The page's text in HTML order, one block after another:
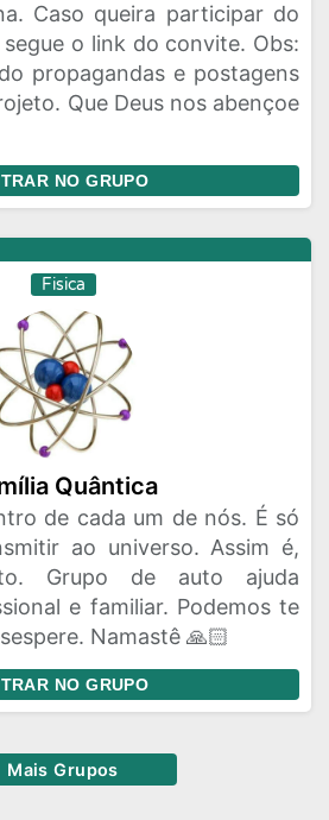
Caso queira participar do
o link do convite. Obs:
propagandas e postagens
Que Deus nos abençoe
NO GRUPO
Fisica
Quântica
de cada um de nós. É só
ao universo. Assim é,
Grupo de auto ajuda
e familiar. Podemos te
Namastê 🙏🏻
NO GRUPO
Mais Grupos